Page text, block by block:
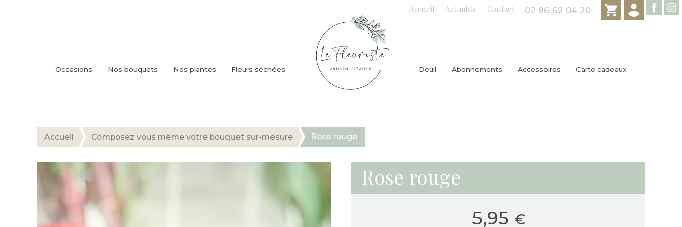
Occasions Nos bouquets Nos plantes Fleurs séchées Deuil Abonnements Accessoires Carte cadeaux
Accueil Actualité Contact 02 96 62 04 20
Accueil Composez vous même votre bouquet sur-mesure Rose rouge
Rose rouge
5,95 €